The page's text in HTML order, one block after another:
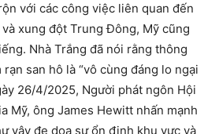
với các công việc liên quan đến
xung đột Trung Đông, Mỹ cũng
Nhà Trắng đã nói rằng thông
san hô là “vô cùng đáng lo ngại
26/4/2025, Người phát ngôn Hội
Mỹ, ông James Hewitt nhấn mạnh
vậy đe dọa sự ổn định khu vực và